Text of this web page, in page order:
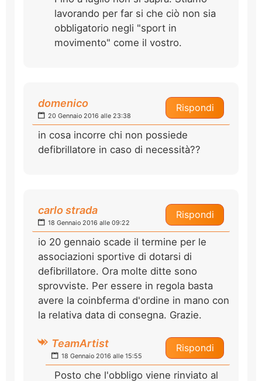
lavorando per far si che ciò non sia
obbligatorio negli "sport in
movimento" come il vostro.
Rispondi
domenico
20 Gennaio 2016 alle 23:38
in cosa incorre chi non possiede
defibrillatore in caso di necessità??
Rispondi
carlo strada
18 Gennaio 2016 alle 09:22
io 20 gennaio scade il termine per le
associazioni sportive di dotarsi di
defibrillatore. Ora molte ditte sono
sprovviste. Per essere in regola basta
avere la coinbferma d'ordine in mano con
la relativa data di consegna. Grazie.
Rispondi
TeamArtist
18 Gennaio 2016 alle 15:55
Posto che l'obbligo viene rinviato al